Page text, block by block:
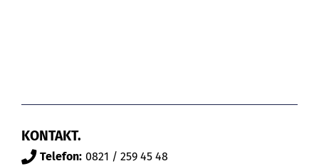
KONTAKT.
Telefon: 0821 / 259 45 48